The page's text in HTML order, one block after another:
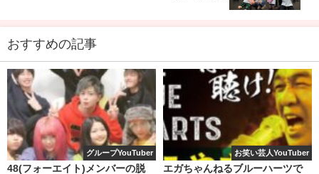
彼女がいる」ステータス交際中
2017年11月14日 観覧車で正直な気持ちを告白「今の彼女
を泣かせたくないから」
ステータス交際中
2018年6月3日 元カノ歴(メンヘラ)紹介 「3か月程で元気
になって、他の男の元へ巣立っていく」
ステータス交際
中
おすすめの記事
グループYouTuber
48(フォーエイト)メンバーの脱
お笑い芸人YouTuber
エガちゃんねるブルーハーツで